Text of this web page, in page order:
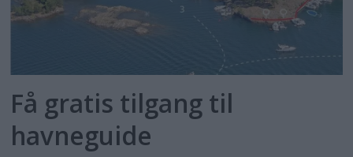
Få gratis tilgang til
havneguide